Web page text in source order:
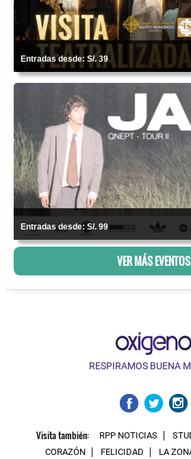
Entradas desde: S/. 39
Entradas desde: S/. 99
VER MÁS EVENTOS
RESPIRAMOS BUENA
Visita también: RPP NOTICIAS
CORAZÓN
FELICIDAD LA